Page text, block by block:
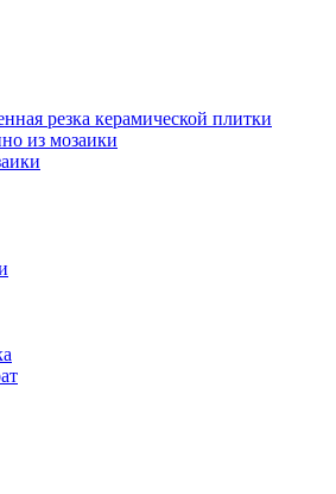
резка керамической плитки
из мозаики